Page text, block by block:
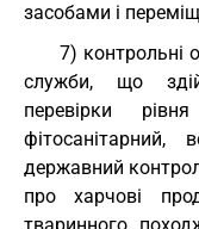
засобами і
7) контрольні
служби, що
перевірки
фітосанітарний,
державний
про харчові